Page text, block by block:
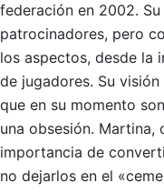
federación en 2002.
patrocinadores, pero
los aspectos, desde la
de jugadores. Su
que en su momento
una obsesión. Martina,
importancia de
no dejarlos en el